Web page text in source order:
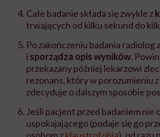
Całe badanie składa się zwykle z
trwających od kilku sekund do
Po zakończeniu badania radiolog
i sporządza opis wyników.
przekazany później lekarzowi
rezonans, który w porozumieniu
zdecyduje o dalszym sposobie
Jeśli pacjent przed badaniem nie
uspokajającego (podaje się go